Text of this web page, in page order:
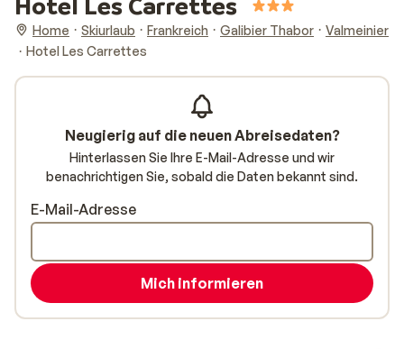
Home Skiurlaub Frankreich Galibier Thabor
Valmeinier
Hotel Les Carrettes
Neugierig auf die neuen Abreisedaten?
Hinterlassen Sie Ihre E-Mail-Adresse und wir
benachrichtigen Sie, sobald die Daten bekannt sind.
E-Mail-Adresse
Mich informieren